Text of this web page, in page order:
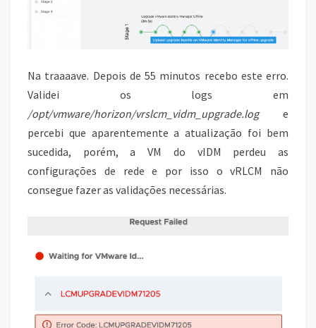
Na traaaave. Depois de 55 minutos recebo este erro.
Validei os logs em
/opt/vmware/horizon/vrslcm_vidm_upgrade.loge
percebi que aparentemente a atualização foi bem
sucedida, porém, a VM do vIDM perdeu as
configurações de rede e por isso o vRLCM não
consegue fazer as validações necessárias.